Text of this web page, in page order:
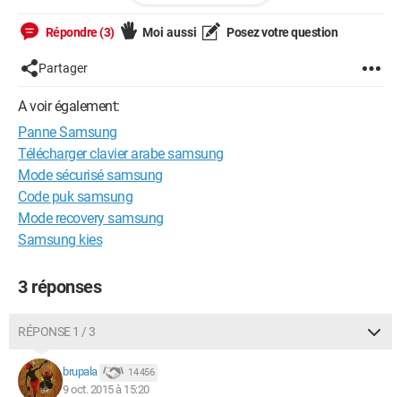
Perso, je ne connais comme panne que des condos bombés
voire ouverts...d'où ma question : ce genre de panne peut-il
venir de ce que je sais faire, ou pas...ceci pour ne pas tout
démonter et ne rien voir ?!
Merci d'avance pour vos réponses,
Cdt,
@+
PS : un lecteur DVD ne donne rien non plus.
--
"Qui veut gravir une montagne commence par le bas ! "
Signé : "Gillette" alias "nobody" ! ;) (°!°)
Répondre (3) Moi aussi Posez votre question
Partager
A voir également:
Panne Samsung
Télécharger clavier arabe samsung
Mode sécurisé samsung
Code puk samsung
Mode recovery samsung
Samsung kies
3 réponses
RÉPONSE 1 / 3
brupala 14 456
9 oct. 2015 à 15:20